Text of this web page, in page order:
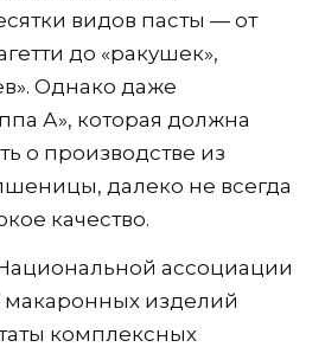
видов пасты — от
до «ракушек»,
Однако даже
А», которая должна
о производстве из
далеко не всегда
качество.
ассоциации
изделий
комплексных